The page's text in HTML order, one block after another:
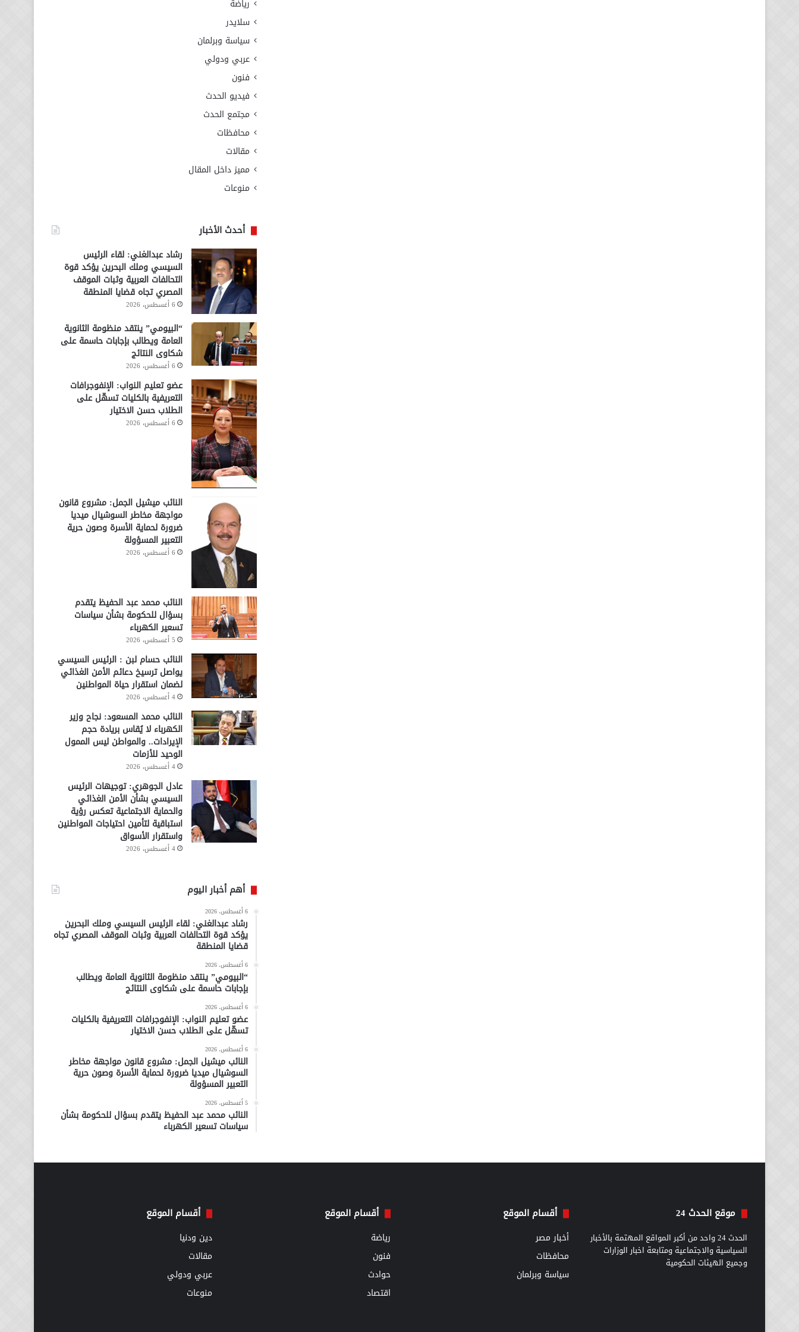
رياضة
سلايدر
سياسة وبرلمان
عربي ودولي
فنون
فيديو الحدث
مجتمع الحدث
محافظات
مقالات
مميز داخل المقال
منوعات
أحدث الأخبار
رشاد عبدالغني: لقاء الرئيس
السيسي وملك البحرين يؤكد قوة
التحالفات العربية وثبات الموقف
المصري تجاه قضايا المنطقة
6 أغسطس، 2026
“البيومي” ينتقد منظومة الثانوية
العامة ويطالب بإجابات حاسمة على
شكاوى النتائج
6 أغسطس، 2026
عضو تعليم النواب: الإنفوجرافات
التعريفية بالكليات تسهّل على
الطلاب حسن الاختيار
6 أغسطس، 2026
النائب ميشيل الجمل: مشروع قانون
مواجهة مخاطر السوشيال ميديا
ضرورة لحماية الأسرة وصون حرية
التعبير المسؤولة
6 أغسطس، 2026
النائب محمد عبد الحفيظ يتقدم
بسؤال للحكومة بشأن سياسات
تسعير الكهرباء
5 أغسطس، 2026
النائب حسام لبن : الرئيس السيسي
يواصل ترسيخ دعائم الأمن الغذائي
لضمان استقرار حياة المواطنين
4 أغسطس، 2026
النائب محمد المسعود: نجاح وزير
الكهرباء لا يُقاس بريادة حجم
الإيرادات.. والمواطن ليس الممول
الوحيد للأزمات
4 أغسطس، 2026
عادل الجوهري: توجيهات الرئيس
السيسي بشأن الأمن الغذائي
والحماية الاجتماعية تعكس رؤية
استباقية لتأمين احتياجات المواطنين
واستقرار الأسواق
4 أغسطس، 2026
أهم أخبار اليوم
6 أغسطس، 2026
رشاد عبدالغني: لقاء الرئيس السيسي وملك البحرين
يؤكد قوة التحالفات العربية وثبات الموقف المصري تجاه
قضايا المنطقة
6 أغسطس، 2026
“البيومي” ينتقد منظومة الثانوية العامة ويطالب
بإجابات حاسمة على شكاوى النتائج
6 أغسطس، 2026
عضو تعليم النواب: الإنفوجرافات التعريفية بالكليات
تسهّل على الطلاب حسن الاختيار
6 أغسطس، 2026
النائب ميشيل الجمل: مشروع قانون مواجهة مخاطر
السوشيال ميديا ضرورة لحماية الأسرة وصون حرية
التعبير المسؤولة
5 أغسطس، 2026
النائب محمد عبد الحفيظ يتقدم بسؤال للحكومة بشأن
سياسات تسعير الكهرباء
موقع الحدث 24
الحدث 24 واحد من أكبر المواقع المهتمة بالأخبار
السياسية والاجتماعية ومتابعة اخبار الوزارات
وجميع الهيئات الحكومية
أقسام الموقع
أخبار مصر
محافظات
سياسة وبرلمان
أقسام الموقع
رياضة
فنون
حوادث
اقتصاد
أقسام الموقع
دين ودنيا
مقالات
عربي ودولي
منوعات